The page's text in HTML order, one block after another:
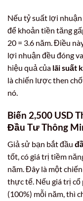
Nếu tỷ suất lợi nhuận
để khoản tiền tăng
20 = 3.6 năm. Điều
lợi nhuận đều đóng
hiệu quả của lãi suất
là chiến lược then
nó.
Biến 2,500 USD
Đầu Tư Thông
Giả sử bạn bắt đầu
tốt, có giá trị tiềm
năm. Đây là một
thực tế. Nếu giá trị
(100%) mỗi năm, thì